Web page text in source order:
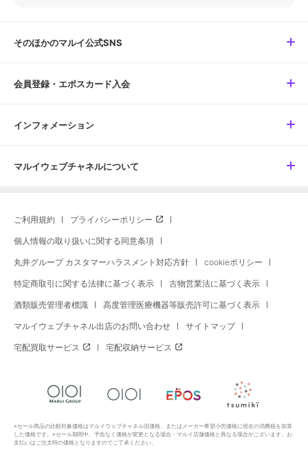
そのほかのマルイ公式SNS
会員登録・エポスカード入会
インフォメーション
マルイウェブチャネルについて
ご利用規約 プライバシーポリシー
個人情報の取り扱いに関する同意条項
丸井グループ カスタマーハラスメント対応方針 cookieポリシー
特定商取引に関する法律に基づく表示 古物営業法に基づく表示
酒類販売管理者標識 高度管理医療機器等販売許可に基づく表示
マルイウェブチャネル出店のお問い合わせ サイトマップ
宅配買取サービス 宅配収納サービス
※セール商品の比較対象価格はマルイウェブチャネル旧価格、またはメーカー希望小売価格に現在の消費税を加算
した価格です。※セール期間中、予告なく価格が変更となる場合・マルイ店舗価格と異なる場合がございます。お
支払いはご注文時の価格となりますのでご了承ください。